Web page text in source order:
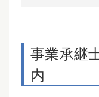
事業承継
内